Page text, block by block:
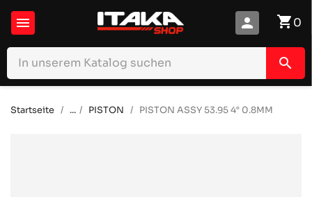
 shopping_cart0
person
search
Startseite ... PISTON PISTON ASSY 53.95 4° 0.8MM